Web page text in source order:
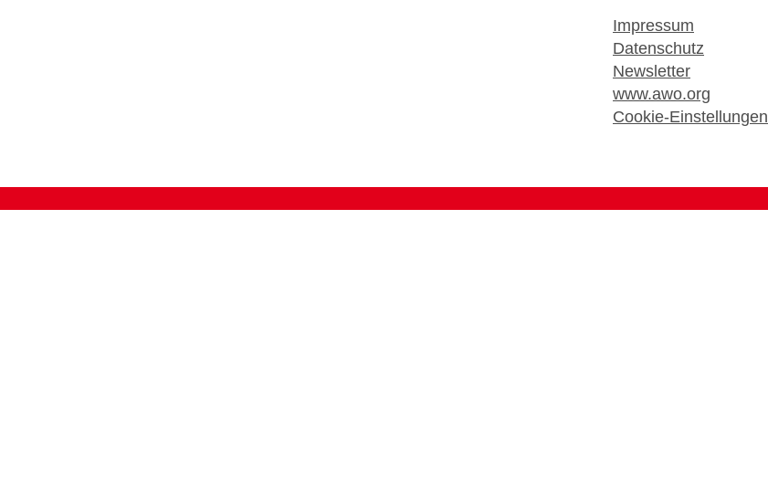
Impressum
Datenschutz
Newsletter
www.awo.org
Cookie-Einstellungen